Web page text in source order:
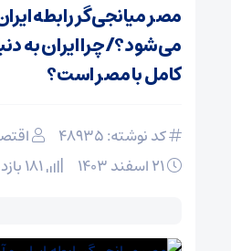
مصر میانجی‌گر رابطه
می‌شود؟/چرا ایران به
کامل با مصر است؟
کد نوشته: 48935